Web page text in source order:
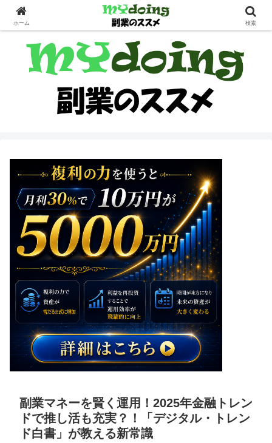
副業界隈
副業マネーを賢く運用！2025年金融トレン
ドで推し活も充実？！「デジタル・トレン
ド白書」が教える新常識
ホーム 検索